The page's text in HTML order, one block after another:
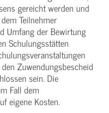
gereicht werden und
Teilnehmer
Umfang der Bewirtung
Schulungsstätten
Zuwendungs­bescheid
sein. Die
Fall dem
eigene Kosten.